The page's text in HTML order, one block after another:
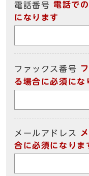
電話番号 電話で
になります
ファックス番号
る場合に必須にな
メールアドレス
合に必須になりま